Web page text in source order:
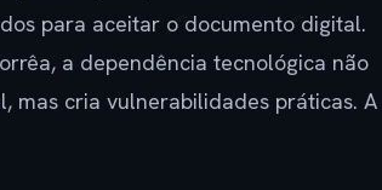
para aceitar o documento digital.
a dependência tecnológica não
mas cria vulnerabilidades práticas. A